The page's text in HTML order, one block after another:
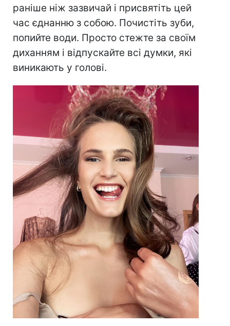
раніше ніж зазвичай і присвятіть цей
час єднанню з собою. Почистіть зуби,
попийте води. Просто стежте за своїм
диханням і відпускайте всі думки, які
виникають у голові.